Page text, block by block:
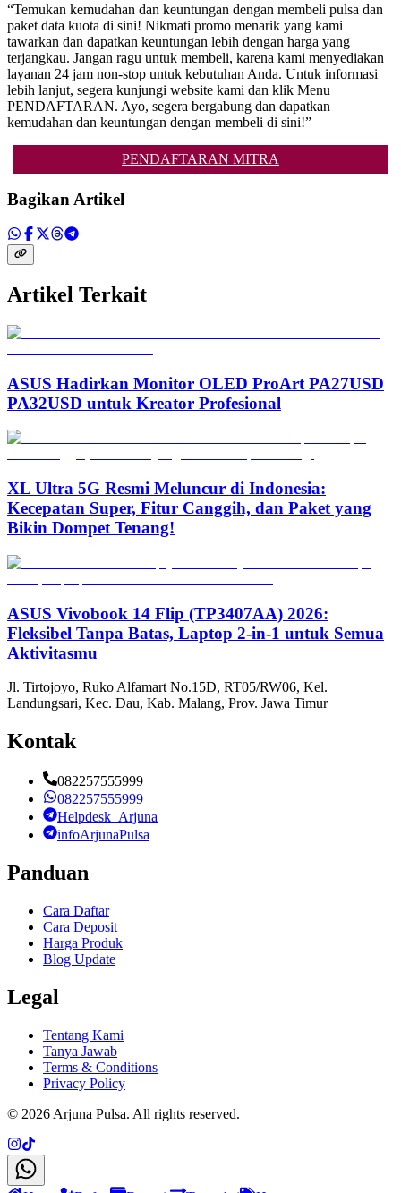
“Temukan kemudahan dan keuntungan dengan membeli pulsa dan
paket data kuota di sini! Nikmati promo menarik yang kami
tawarkan dan dapatkan keuntungan lebih dengan harga yang
terjangkau. Jangan ragu untuk membeli, karena kami menyediakan
layanan 24 jam non-stop untuk kebutuhan Anda. Untuk informasi
lebih lanjut, segera kunjungi website kami dan klik Menu
PENDAFTARAN. Ayo, segera bergabung dan dapatkan
kemudahan dan keuntungan dengan membeli di sini!”
PENDAFTARAN MITRA
Bagikan Artikel
Artikel Terkait
ASUS Hadirkan Monitor OLED ProArt PA27USD
PA32USD untuk Kreator Profesional
XL Ultra 5G Resmi Meluncur di Indonesia:
Kecepatan Super, Fitur Canggih, dan Paket yang
Bikin Dompet Tenang!
ASUS Vivobook 14 Flip (TP3407AA) 2026:
Fleksibel Tanpa Batas, Laptop 2-in-1 untuk Semua
Aktivitasmu
Jl. Tirtojoyo, Ruko Alfamart No.15D, RT05/RW06, Kel.
Landungsari, Kec. Dau, Kab. Malang, Prov. Jawa Timur
Kontak
082257555999
082257555999
Helpdesk_Arjuna
infoArjunaPulsa
Panduan
Cara Daftar
Cara Deposit
Harga Produk
Blog Update
Legal
Tentang Kami
Tanya Jawab
Terms & Conditions
Privacy Policy
© 2026 Arjuna Pulsa. All rights reserved.